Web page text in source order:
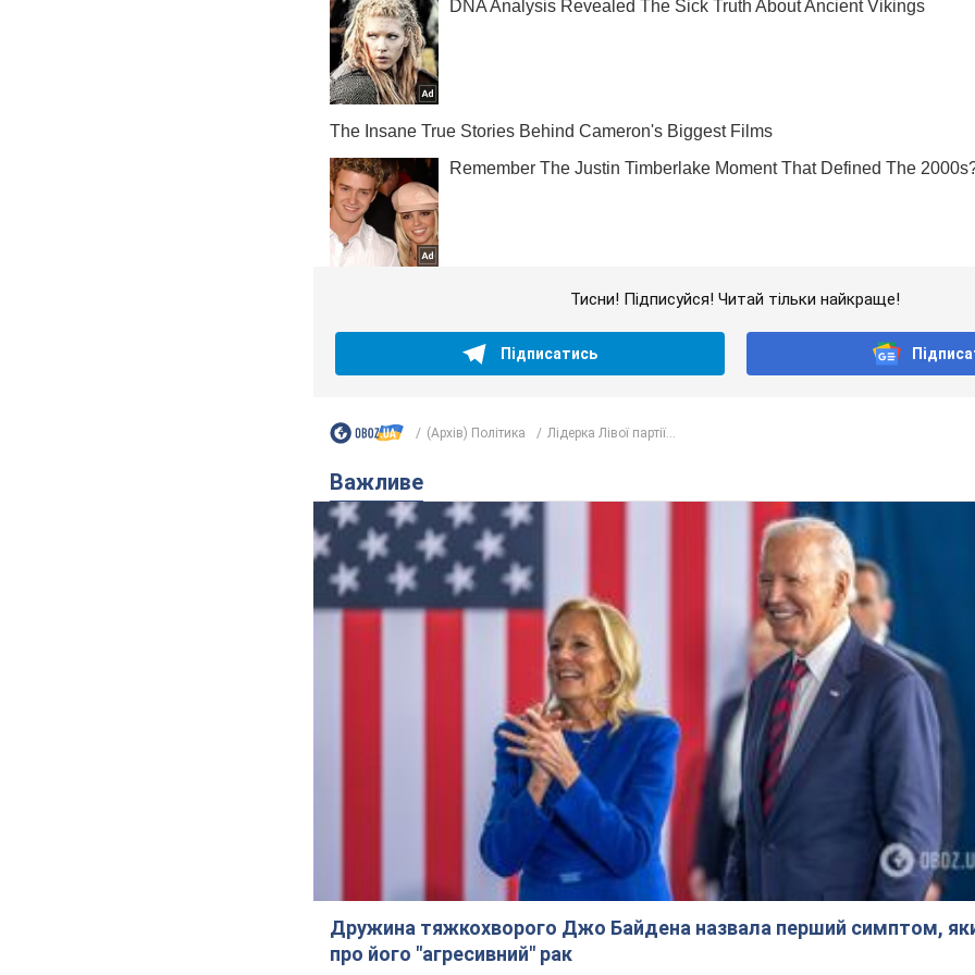
Тисни! Підписуйся! Читай тільки найкраще!
Підписатись
(Архів) Політика Лідерка Лівої партії...
Важливе
Дружина тяжкохворого Джо Байдена назвала перший симптом,
про його "агресивний" рак